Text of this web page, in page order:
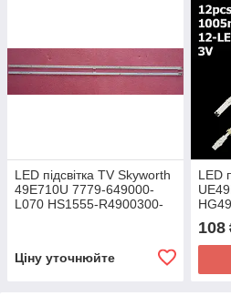
LED підсвітка TV Skyworth
49E710U 7779-649000-
L070 HS1555-R4900300-
Ціну уточнюйте
LED
108